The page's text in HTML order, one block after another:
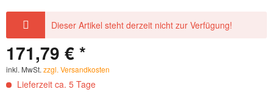
Dieser Artikel steht derzeit nicht zur Verfügung!
171,79 € *
inkl. MwSt. zzgl. Versandkosten
Lieferzeit ca. 5 Tage